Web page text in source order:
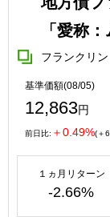
「愛称
フランクリン
基準価額(08/05)
12,863円
前日比: ＋0.49%(＋
１ヵ月リターン
-2.66%